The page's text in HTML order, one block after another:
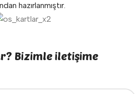
hazırlanmıştır.
Bizimle iletişime